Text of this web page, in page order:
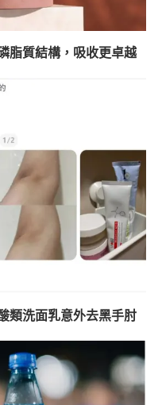
脂質結構，吸收更卓越
類洗面乳意外去黑手肘